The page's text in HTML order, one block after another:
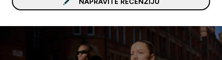
pijem, čudan ali dobar
nekim drugim okusom
vidim kakvog je tada
Jako lagano se